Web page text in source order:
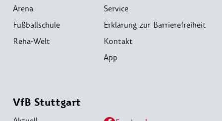
Arena
Fußballschule
Reha-Welt
Service
Erklärung zur Barrierefreiheit
Kontakt
App
VfB Stuttgart